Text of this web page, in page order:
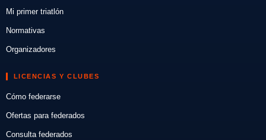
Mi primer triatlón
Normativas
Organizadores
LICENCIAS Y CLUBES
Cómo federarse
Ofertas para federados
Consulta federados